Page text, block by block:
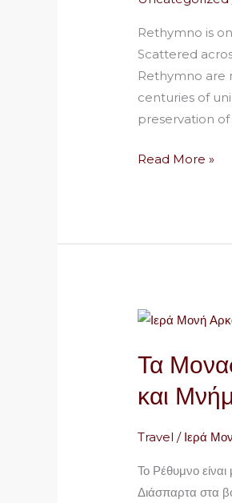
Rethymno is
Scattered
Rethymno are
centuries of
preservation
(Part
1)
Read More »
Τα
και
Travel / Ιερά
Το Ρέθυμνο
Διάσπαρτα στα
Τα
του
Ιστορία,
Μνήμη
στην